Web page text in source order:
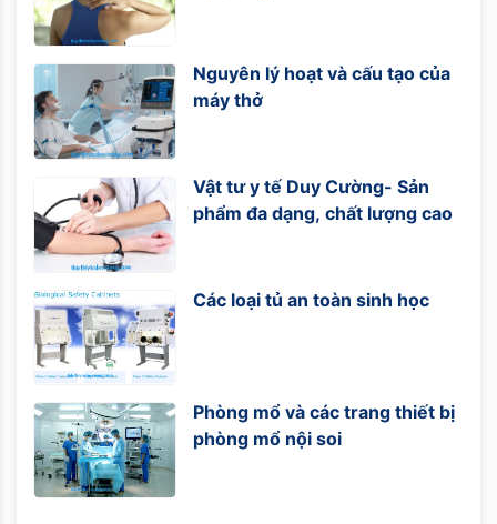
Nguyên lý hoạt và cấu tạo của
máy thở
Vật tư y tế Duy Cường- Sản
phẩm đa dạng, chất lượng cao
Các loại tủ an toàn sinh học
Phòng mổ và các trang thiết bị
phòng mổ nội soi